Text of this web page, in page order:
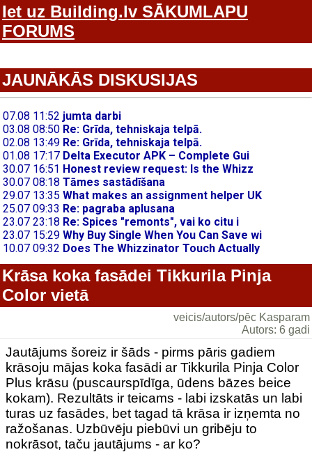
Iet uz Building.lv SĀKUMLAPU
FORUMS
JAUNĀKĀS DISKUSIJAS
Krāsa koka fasādei Tikkurila Pinja
Color vietā
veicis/autors/pēc Kasparam
Autors: 6 gadi
Jautājums šoreiz ir šāds - pirms pāris gadiem
krāsoju mājas koka fasādi ar Tikkurila Pinja Color
Plus krāsu (puscaurspīdīga, ūdens bāzes beice
kokam). Rezultāts ir teicams - labi izskatās un labi
turas uz fasādes, bet tagad tā krāsa ir izņemta no
ražošanas. Uzbūvēju piebūvi un gribēju to
nokrāsot, taču jautājums - ar ko?